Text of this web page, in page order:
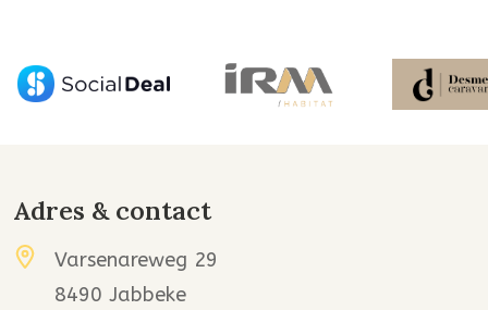
Adres & contact
Varsenareweg 29
8490 Jabbeke